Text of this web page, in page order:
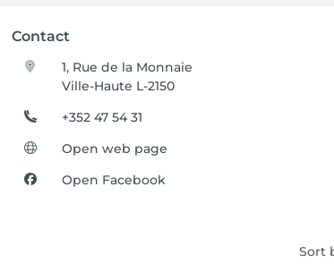
Contact
1, Rue de la Monnaie
Ville-Haute L-2150
+352 47 54 31
Open web page
Open Facebook
Sort